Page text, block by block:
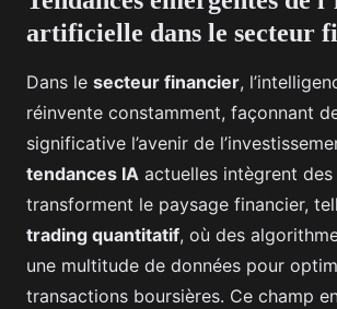
artificielle dans le secteur
Dans le secteur financier,
réinvente constamment, façonnant
significative l’avenir de
tendances IA actuelles intègrent
transforment le paysage financier,
trading quantitatif, où des
une multitude de données pour
transactions boursières. Ce champ